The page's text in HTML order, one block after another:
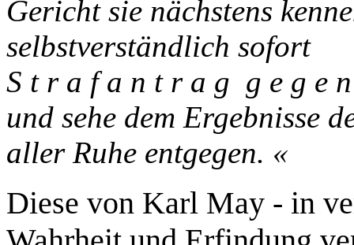
Gericht sie nächstens
selbstverständlich sofort
S t r a f a n t r a g g e g e
und sehe dem Ergebnisse
aller Ruhe entgegen. «
Diese von Karl May - in